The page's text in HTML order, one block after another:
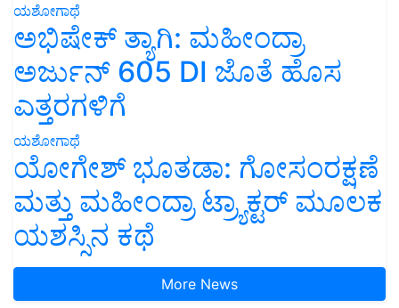
ಯಶೋಗಾಥೆ
ಅಭಿಷೇಕ್ ತ್ಯಾಗಿ: ಮಹೀಂದ್ರಾ
ಅರ್ಜುನ್ 605 DI ಜೊತೆ ಹೊಸ
ಎತ್ತರಗಳಿಗೆ
ಯಶೋಗಾಥೆ
ಯೋಗೇಶ್ ಭೂತಡಾ: ಗೋಸಂರಕ್ಷಣೆ
ಮತ್ತು ಮಹೀಂದ್ರಾ ಟ್ರ್ಯಾಕ್ಟರ್ ಮೂಲಕ
ಯಶಸ್ಸಿನ ಕಥೆ
More News